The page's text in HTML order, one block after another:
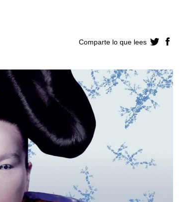
Comparte lo que lees